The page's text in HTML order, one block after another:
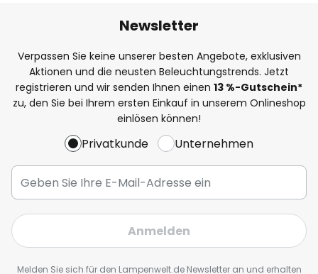
Newsletter
Verpassen Sie keine unserer besten Angebote, exklusiven
Aktionen und die neusten Beleuchtungstrends. Jetzt
registrieren und wir senden Ihnen einen 13 %-Gutschein*
zu, den Sie bei Ihrem ersten Einkauf in unserem Onlineshop
einlösen können!
Privatkunde Unternehmen
Anmelden
Melden Sie sich für den Lampenwelt.de Newsletter an und erhalten